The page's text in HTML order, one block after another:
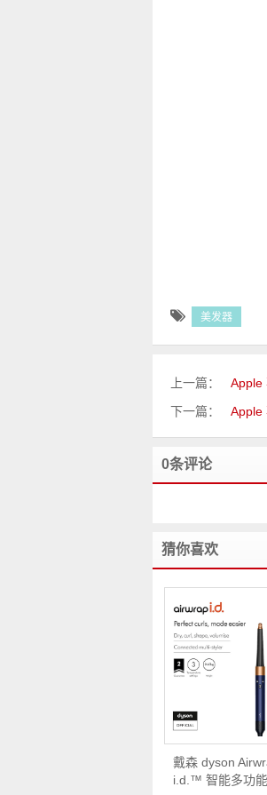
美发器
上一篇：
Apple
下一篇：
Apple
0条评论
猜你喜欢
戴森 dyson
i.d.™ 智能多功